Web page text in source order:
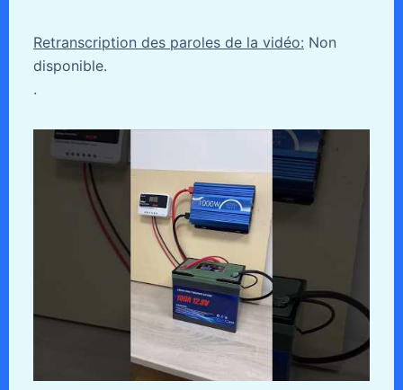
Retranscription des paroles de la vidéo: Non
disponible.
.